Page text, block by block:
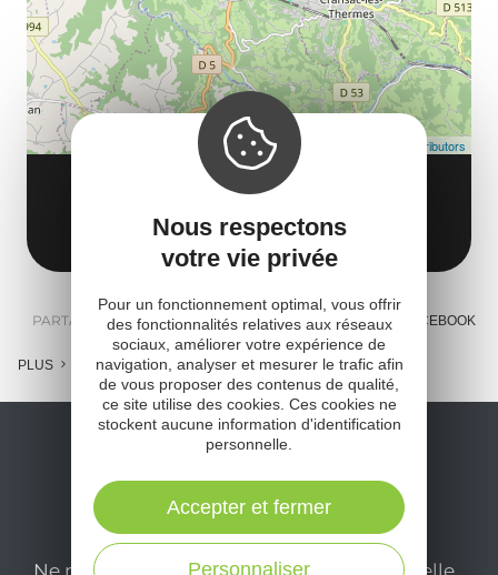
SITE DU FORT ET VIEIL AUBIN
12110 Aubin
Obtenir l'itinéraire
Leaflet | Map data © OpenStreetMap contributors
PARTAGER : E-MAIL MESSENGER FACEBOOK
PLUS
Ne manquez pas notre newsletter mensuelle
Nous respectons
votre vie privée
Pour un fonctionnement optimal, vous offrir
des fonctionnalités relatives aux réseaux
sociaux, améliorer votre expérience de
navigation, analyser et mesurer le trafic afin
de vous proposer des contenus de qualité,
ce site utilise des cookies. Ces cookies ne
stockent aucune information d'identification
personnelle.
Personnaliser
Accepter et fermer